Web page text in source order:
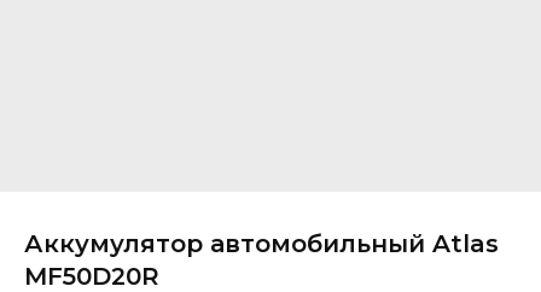
Аккумулятор автомобильный Atlas
MF50D20R